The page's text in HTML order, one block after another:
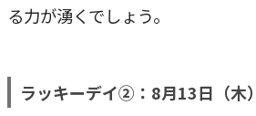
る力が湧くでしょう。
ラッキーデイ②：8月13日（木）